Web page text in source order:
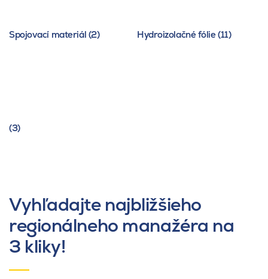
Spojovací materiál (2) Hydroizolačné fólie (11)
(3)
Vyhľadajte najbližšieho
regionálneho manažéra na
3 kliky!